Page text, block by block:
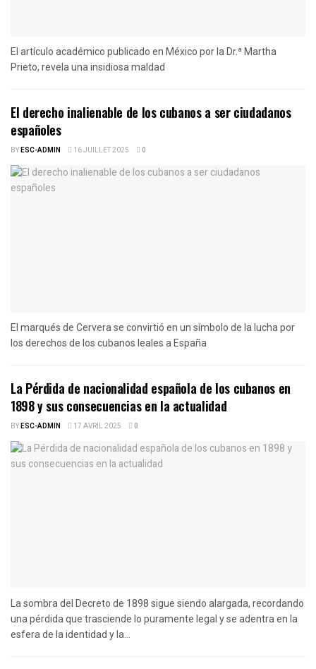
El artículo académico publicado en México por la Dr.ª Martha
Prieto, revela una insidiosa maldad
El derecho inalienable de los cubanos a ser ciudadanos
españoles
BYESC-ADMIN 16 JUILLET 2025 0
El marqués de Cervera se convirtió en un símbolo de la lucha por
los derechos de los cubanos leales a España
La Pérdida de nacionalidad española de los cubanos en
1898 y sus consecuencias en la actualidad
BYESC-ADMIN 17 AVRIL 2025 0
La sombra del Decreto de 1898 sigue siendo alargada, recordando
una pérdida que trasciende lo puramente legal y se adentra en la
esfera de la identidad y la...